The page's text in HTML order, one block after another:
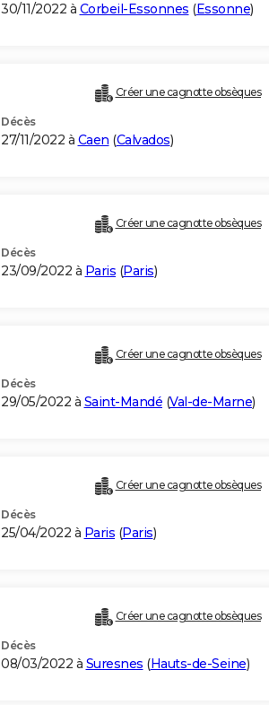
30/11/2022 à Corbeil-Essonnes (Essonne)
Créer une cagnotte obsèques
Décès
27/11/2022 à Caen (Calvados)
Créer une cagnotte obsèques
Décès
23/09/2022 à Paris (Paris)
Créer une cagnotte obsèques
Décès
29/05/2022 à Saint-Mandé (Val-de-Marne)
Créer une cagnotte obsèques
Décès
25/04/2022 à Paris (Paris)
Créer une cagnotte obsèques
Décès
08/03/2022 à Suresnes (Hauts-de-Seine)